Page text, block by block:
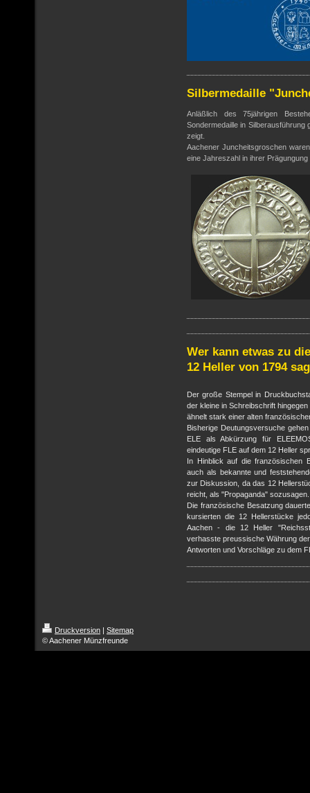
Silbermedaille
Anläßlich des 75jährigen
Sondermedaille in Silberausführung
zeigt.
Aachener Juncheitsgroschen
eine Jahreszahl in ihrer Prägungung
Wer kann etwas zu
12 Heller von 1794
Der große Stempel in
der kleine in Schreibschrift
ähnelt stark einer alten
Bisherige Deutungsversuche
ELE als Abkürzung für
eindeutige FLE auf dem 12 Heller
In Hinblick auf die französischen
auch als bekannte und
zur Diskussion, da das 12
reicht, als "Propaganda" sozusagen.
Die französische Besatzung
kursierten die 12 Hellerstücke
Aachen - die 12 Heller
verhasste preussische Währung
Antworten und Vorschläge zu dem
Druckversion | Sitemap
© Aachener Münzfreunde